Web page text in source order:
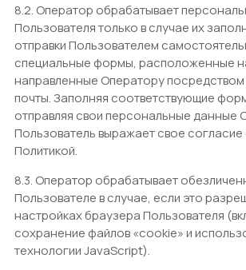
8.2. Оператор обрабатывает
Пользователя только в случае их
отправки Пользователем
специальные формы, расположенные
направленные Оператору
почты. Заполняя соответствующие
отправляя свои персональные данные
Пользователь выражает свое
Политикой.
8.3. Оператор обрабатывает
Пользователе в случае, если это
настройках браузера Пользователя
сохранение файлов «cookie» и
технологии JavaScript).